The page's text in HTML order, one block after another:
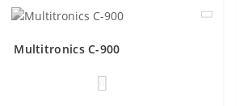
Multitronics C-900